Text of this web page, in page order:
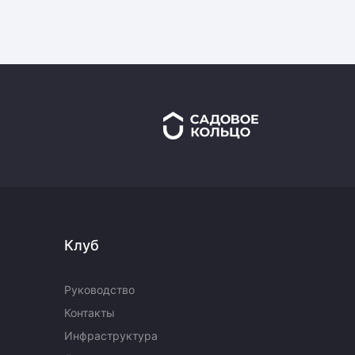
Клуб
Руководство
Контакты
Инфраструктура